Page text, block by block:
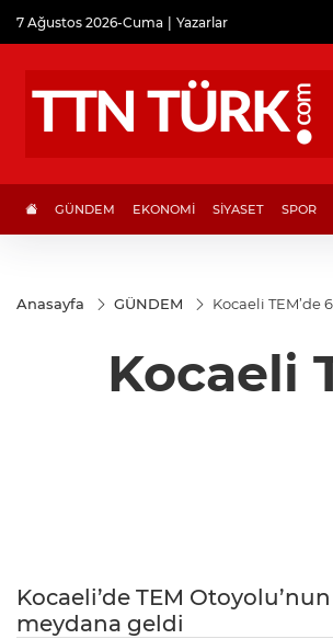
7 Ağustos 2026-Cuma Yazarlar
GÜNDEM EKONOMİ SİYASET SPOR
Anasayfa GÜNDEM Kocaeli
Kocaeli
Kocaeli’de TEM
meydana geldi